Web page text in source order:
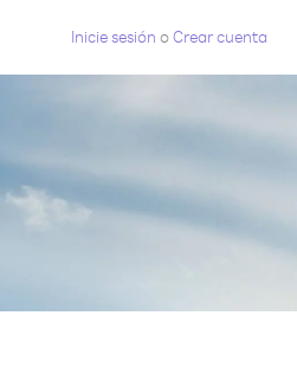
Inicie sesión oCrear cuenta